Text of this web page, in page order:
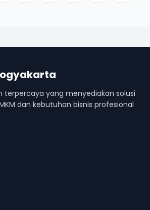
terpercaya yang menyediakan solusi
dan kebutuhan bisnis profesional